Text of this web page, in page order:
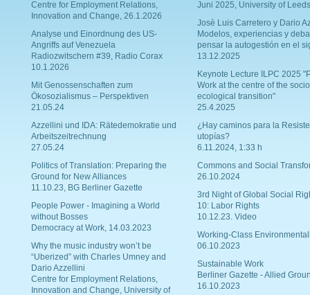
Centre for Employment Relations,
Innovation and Change, 26.1.2026
Analyse und Einordnung des US-
Angriffs auf Venezuela
Radiozwitschern #39, Radio Corax
10.1.2026
Mit Genossenschaften zum
Ökosozialismus – Perspektiven
21.05.24
Azzellini und IDA: Rätedemokratie und
Arbeitszeitrechnung
27.05.24
Politics of Translation: Preparing the
Ground for New Alliances
11.10.23, BG Berliner Gazette
People Power - Imagining a World
without Bosses
Democracy at Work, 14.03.2023
Why the music industry won’t be
“Uberized” with Charles Umney and
Dario Azzellini
Centre for Employment Relations,
Innovation and Change, University of
Juni 2025, University of Leeds
Josè Luis Carretero y Dario
Modelos, experiencias y
pensar la autogestión en el
13.12.2025
Keynote Lecture ILPC 2025
Work at the centre of the
ecological transition"
25.4.2025
¿Hay caminos para la
utopías?
6.11.2024, 1:33 h
Commons and Social
26.10.2024
3rd Night of Global Social
10: Labor Rights
10.12.23. Video
Working-Class
06.10.2023
Sustainable Work
Berliner Gazette - Allied
16.10.2023